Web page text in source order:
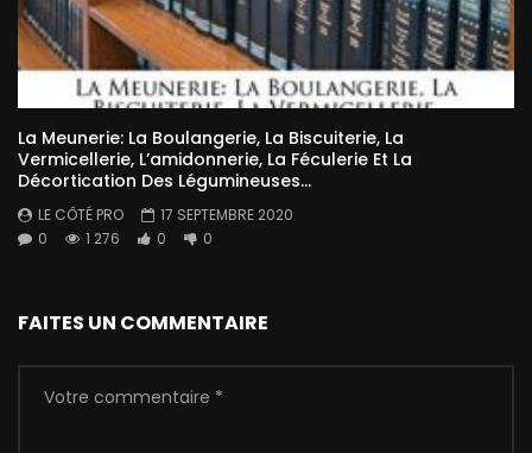
La Meunerie: La Boulangerie, La Biscuiterie, La
Vermicellerie, L’amidonnerie, La Féculerie Et La
Décortication Des Légumineuses…
LE CÔTÉ PRO
17 SEPTEMBRE 2020
0
1 276 0 0
FAITES UN COMMENTAIRE